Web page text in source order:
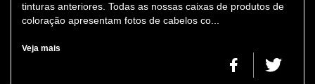
tinturas anteriores. Todas as nossas caixas de produtos de
coloração apresentam fotos de cabelos co...
Veja mais